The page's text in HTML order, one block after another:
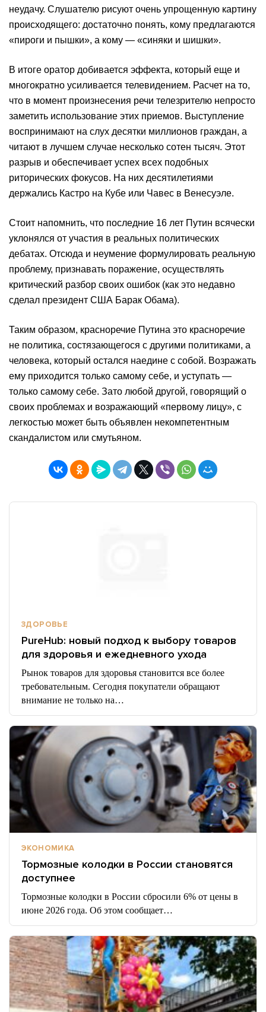
неудачу. Слушателю рисуют очень упрощенную картину
происходящего: достаточно понять, кому предлагаются
«пироги и пышки», а кому — «синяки и шишки».
В итоге оратор добивается эффекта, который еще и
многократно усиливается телевидением. Расчет на то,
что в момент произнесения речи телезрителю непросто
заметить использование этих приемов. Выступление
воспринимают на слух десятки миллионов граждан, а
читают в лучшем случае несколько сотен тысяч. Этот
разрыв и обеспечивает успех всех подобных
риторических фокусов. На них десятилетиями
держались Кастро на Кубе или Чавес в Венесуэле.
Стоит напомнить, что последние 16 лет Путин всячески
уклонялся от участия в реальных политических
дебатах. Отсюда и неумение формулировать реальную
проблему, признавать поражение, осуществлять
критический разбор своих ошибок (как это недавно
сделал президент США Барак Обама).
Таким образом, красноречие Путина это красноречие
не политика, состязающегося с другими политиками, а
человека, который остался наедине с собой. Возражать
ему приходится только самому себе, и уступать —
только самому себе. Зато любой другой, говорящий о
своих проблемах и возражающий «первому лицу», с
легкостью может быть объявлен некомпетентным
скандалистом или смутьяном.
ЗДОРОВЬЕ
PureHub: новый подход к выбору товаров
для здоровья и ежедневного ухода
Рынок товаров для здоровья становится все более
требовательным. Сегодня покупатели обращают
внимание не только на…
ЭКОНОМИКА
Тормозные колодки в России становятся
доступнее
Тормозные колодки в России сбросили 6% от цены в
июне 2026 года. Об этом сообщает…